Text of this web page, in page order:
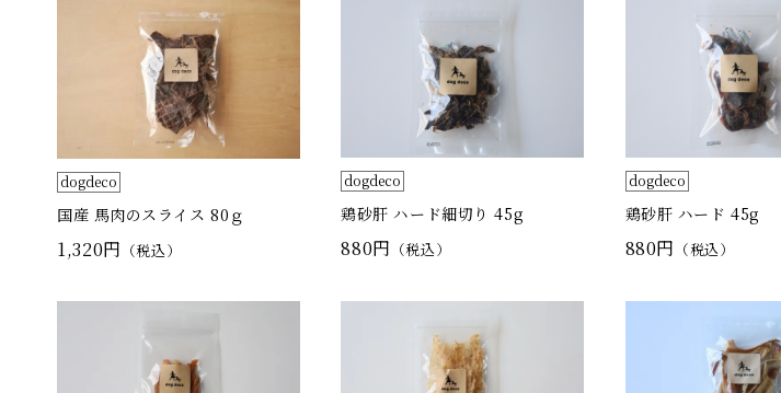
dogdeco
国産 馬肉のスライス 80ｇ
1,320円 （税込）
dogdeco
鶏砂肝 ハード細切り 45g
880円 （税込）
dogdeco
鶏砂肝 ハード 45g
880円 （税込）